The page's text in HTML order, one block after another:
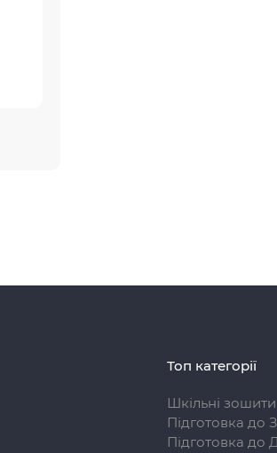
Топ категорії
Шкільні
Підготовка до
Підготовка до